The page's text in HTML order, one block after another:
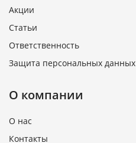
Акции
Статьи
Ответственность
Защита персональных данных
О компании
О нас
Контакты